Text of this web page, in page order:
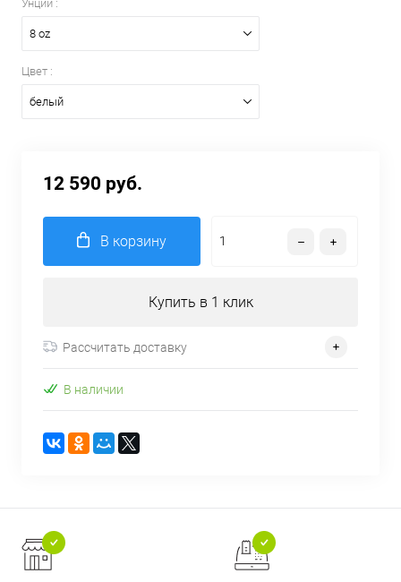
Унции :
8 oz
Цвет :
белый
12 590 руб.
В корзину
Купить в 1 клик
Рассчитать доставку
В наличии